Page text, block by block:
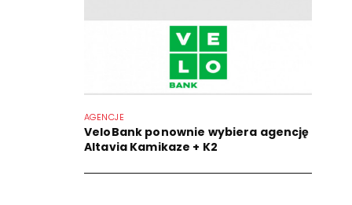
AGENCJE
VeloBank ponownie wybiera agencję
Altavia Kamikaze + K2